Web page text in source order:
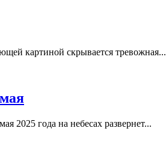
картиной скрывается тревожная...
2025 года на небесах развернет...